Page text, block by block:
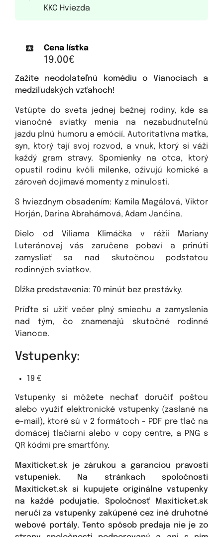
KKC Hviezda
Cena lístka
19.00€
Zažite neodolateľnú komédiu o Vianociach a
medziľudských vzťahoch!
Vstúpte do sveta jednej bežnej rodiny, kde sa
vianočné sviatky menia na nezabudnuteľnú
jazdu plnú humoru a emócií. Autoritatívna matka,
syn, ktorý tají svoj rozvod, a vnuk, ktorý si váži
každý gram stravy. Spomienky na otca, ktorý
opustil rodinu kvôli milenke, oživujú komické a
zároveň dojímavé momenty z minulosti.
S hviezdnym obsadením: Kamila Magálová, Viktor
Horján, Darina Abrahámová, Adam Jančina.
Dielo od Viliama Klimáčka v réžii Mariany
Luteránovej vás zaručene pobaví a prinúti
zamyslieť sa nad skutočnou podstatou
rodinných sviatkov.
Dĺžka predstavenia: 70 minút bez prestávky.
Príďte si užiť večer plný smiechu a zamyslenia
nad tým, čo znamenajú skutočné rodinné
Vianoce.
Vstupenky:
19 €
Vstupenky si môžete nechať doručiť poštou
alebo využiť elektronické vstupenky (zaslané na
e-mail), ktoré sú v 2 formátoch - PDF pre tlač na
domácej tlačiarni alebo v copy centre, a PNG s
QR kódmi pre smartfóny.
Maxiticket.sk je zárukou a garanciou pravosti
vstupeniek. Na stránkach spoločnosti
Maxiticket.sk si kupujete originálne vstupenky
na každé podujatie. Spoločnosť Maxiticket.sk
neručí za vstupenky zakúpené cez iné druhotné
webové portály. Tento spôsob predaja nie je zo